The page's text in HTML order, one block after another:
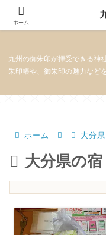
九州の御朱印が拝受できる神
朱印帳や、御朱印の魅力など
ホーム 大分県
大分県の宿
ホーム